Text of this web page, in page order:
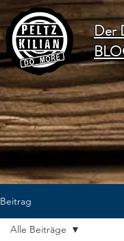
Der
Beitrag
Alle Beiträge